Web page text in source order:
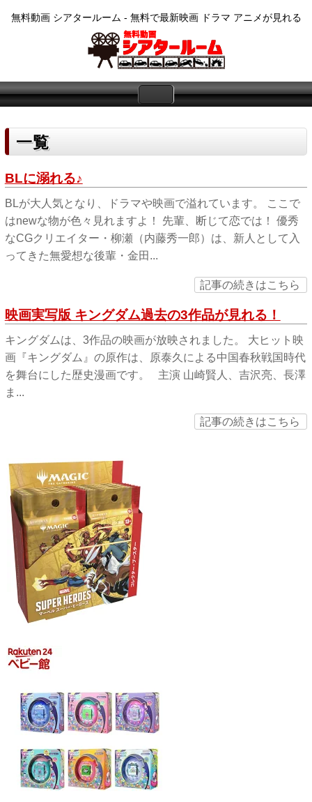
無料動画 シアタールーム - 無料で最新映画 ドラマ アニメが見れる
一覧
BLに溺れる♪
BLが大人気となり、ドラマや映画で溢れています。 ここで
はnewな物が色々見れますよ！ 先輩、断じて恋では！ 優秀
なCGクリエイター・柳瀬（内藤秀一郎）は、新人として入
ってきた無愛想な後輩・金田...
記事の続きはこちら
映画実写版 キングダム過去の3作品が見れる！
キングダムは、3作品の映画が放映されました。 大ヒット映
画『キングダム』の原作は、原泰久による中国春秋戦国時代
を舞台にした歴史漫画です。 主演 山崎賢人、吉沢亮、長澤
ま...
記事の続きはこちら